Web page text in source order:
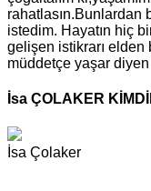
rahatlasın.Bunlardan
istedim. Hayatın hiç
gelişen istikrarı elden
müddetçe yaşar diyen
İsa ÇOLAKER
İsa Çolaker